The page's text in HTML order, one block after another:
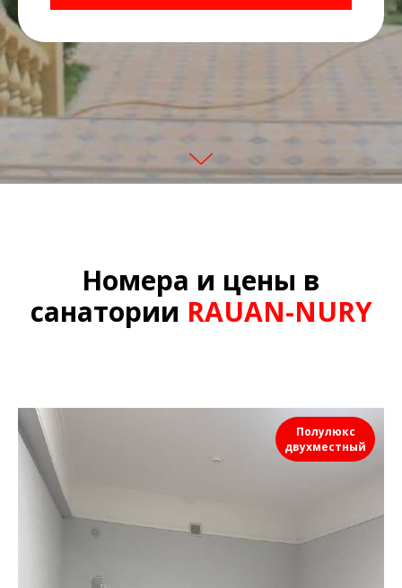
Номера и цены в
санатории RAUAN-NURY
Полулюкс
двухместный